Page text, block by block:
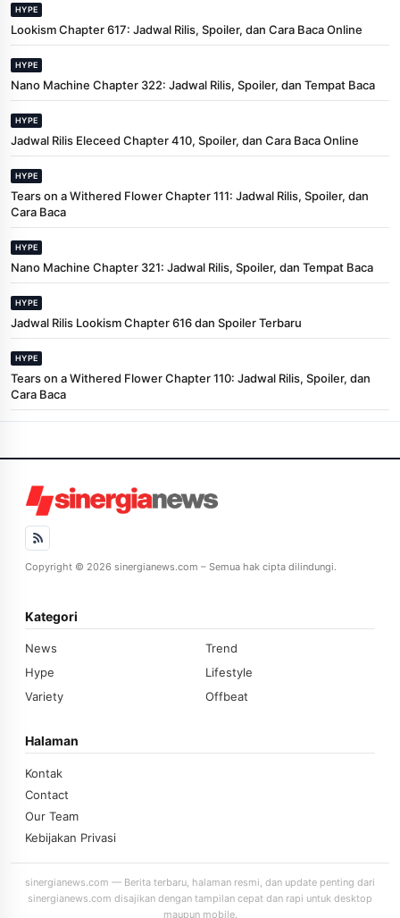
HYPE
Lookism Chapter 617: Jadwal Rilis, Spoiler, dan Cara Baca Online
HYPE
Nano Machine Chapter 322: Jadwal Rilis, Spoiler, dan Tempat Baca
HYPE
Jadwal Rilis Eleceed Chapter 410, Spoiler, dan Cara Baca Online
HYPE
Tears on a Withered Flower Chapter 111: Jadwal Rilis, Spoiler, dan
Cara Baca
HYPE
Nano Machine Chapter 321: Jadwal Rilis, Spoiler, dan Tempat Baca
HYPE
Jadwal Rilis Lookism Chapter 616 dan Spoiler Terbaru
HYPE
Tears on a Withered Flower Chapter 110: Jadwal Rilis, Spoiler, dan
Cara Baca
Copyright © 2026 sinergianews.com – Semua hak cipta dilindungi.
Kategori
News
Trend
Hype
Lifestyle
Variety
Offbeat
Halaman
Kontak
Contact
Our Team
Kebijakan Privasi
sinergianews.com — Berita terbaru, halaman resmi, dan update penting dari
sinergianews.com disajikan dengan tampilan cepat dan rapi untuk desktop
maupun mobile.